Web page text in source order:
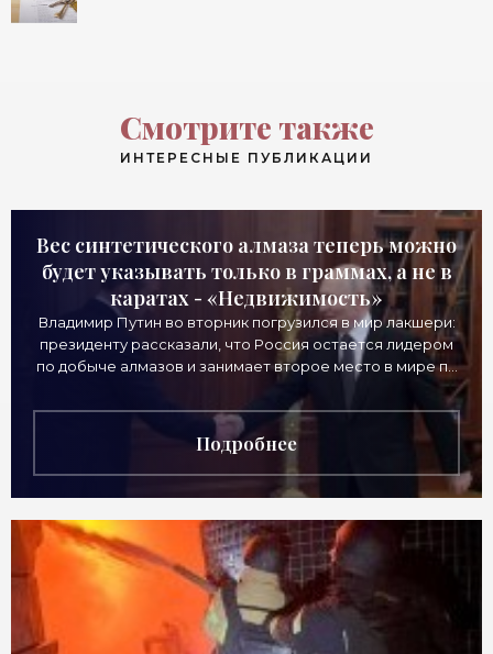
Смотрите также
ИНТЕРЕСНЫЕ ПУБЛИКАЦИИ
Вес синтетического алмаза теперь можно
будет указывать только в граммах, а не в
каратах - «Недвижимость»
Владимир Путин во вторник погрузился в мир лакшери:
президенту рассказали, что Россия остается лидером
по добыче алмазов и занимает второе место в мире по
Подробнее